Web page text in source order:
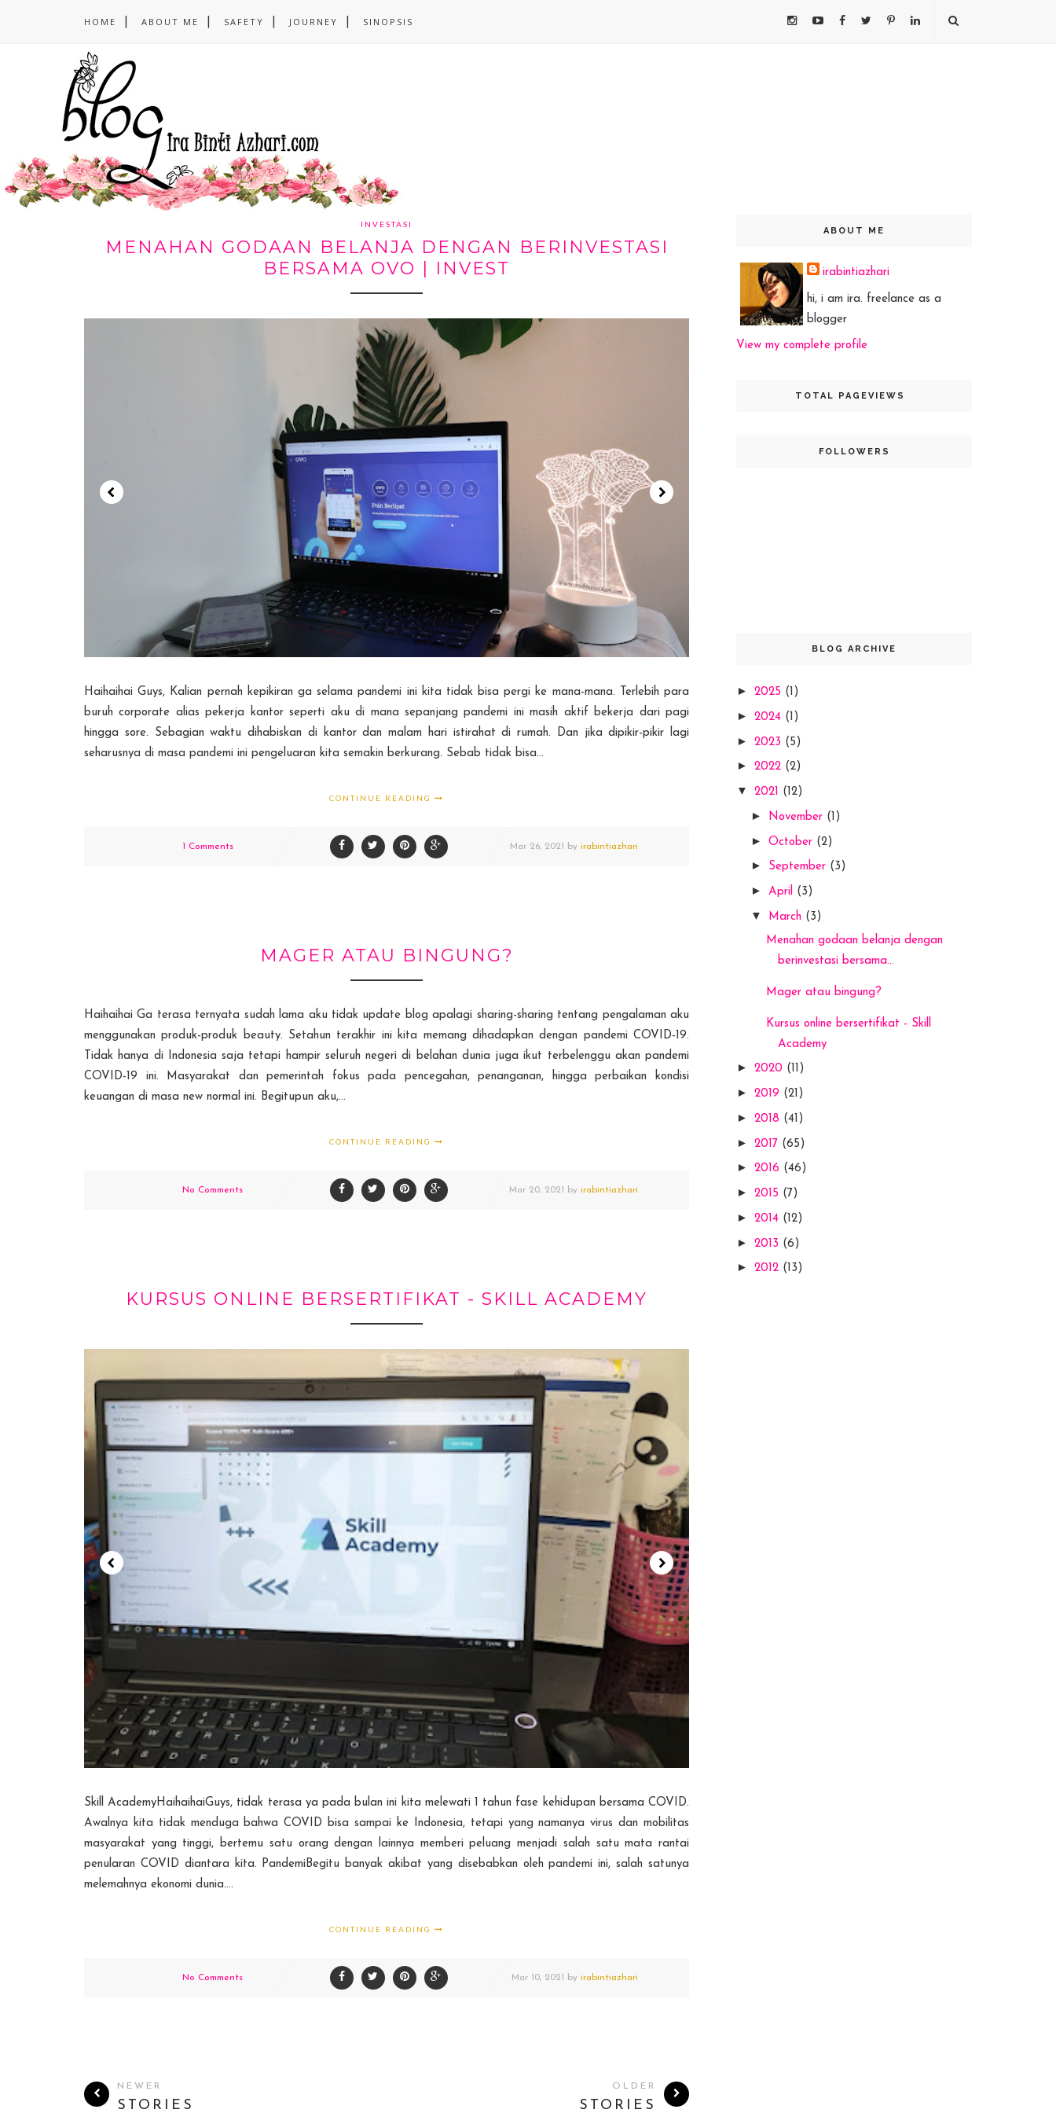
HOME ABOUT ME SAFETY JOURNEY SINOPSIS
INVESTASI
MENAHAN GODAAN BELANJA DENGAN BERINVESTASI
BERSAMA OVO | INVEST
Haihaihai Guys, Kalian pernah kepikiran ga selama pandemi ini kita tidak bisa pergi ke mana-mana. Terlebih para
buruh corporate alias pekerja kantor seperti aku di mana sepanjang pandemi ini masih aktif bekerja dari pagi
hingga sore. Sebagian waktu dihabiskan di kantor dan malam hari istirahat di rumah. Dan jika dipikir-pikir lagi
seharusnya di masa pandemi ini pengeluaran kita semakin berkurang. Sebab tidak bisa...
CONTINUE READING
1 Comments Mar 26, 2021 by irabintiazhari
MAGER ATAU BINGUNG?
Haihaihai Ga terasa ternyata sudah lama aku tidak update blog apalagi sharing-sharing tentang pengalaman aku
menggunakan produk-produk beauty. Setahun terakhir ini kita memang dihadapkan dengan pandemi COVID-19.
Tidak hanya di Indonesia saja tetapi hampir seluruh negeri di belahan dunia juga ikut terbelenggu akan pandemi
COVID-19 ini. Masyarakat dan pemerintah fokus pada pencegahan, penanganan, hingga perbaikan kondisi
keuangan di masa new normal ini. Begitupun aku,...
CONTINUE READING
No Comments Mar 20, 2021 by irabintiazhari
KURSUS ONLINE BERSERTIFIKAT - SKILL ACADEMY
Skill AcademyHaihaihaiGuys, tidak terasa ya pada bulan ini kita melewati 1 tahun fase kehidupan bersama COVID.
Awalnya kita tidak menduga bahwa COVID bisa sampai ke Indonesia, tetapi yang namanya virus dan mobilitas
masyarakat yang tinggi, bertemu satu orang dengan lainnya memberi peluang menjadi salah satu mata rantai
penularan COVID diantara kita. PandemiBegitu banyak akibat yang disebabkan oleh pandemi ini, salah satunya
melemahnya ekonomi dunia....
CONTINUE READING
No Comments Mar 10, 2021 by irabintiazhari
NEWER
STORIES
OLDER
STORIES
ABOUT ME
irabintiazhari
hi, i am ira. freelance as a
blogger
View my complete profile
TOTAL PAGEVIEWS
FOLLOWERS
BLOG ARCHIVE
► 2025 (1)
► 2024 (1)
► 2023 (5)
► 2022 (2)
▼ 2021 (12)
► November (1)
► October (2)
► September (3)
► April (3)
▼ March (3)
Menahan godaan belanja dengan
berinvestasi bersama...
Mager atau bingung?
Kursus online bersertifikat - Skill
Academy
► 2020 (11)
► 2019 (21)
► 2018 (41)
► 2017 (65)
► 2016 (46)
► 2015 (7)
► 2014 (12)
► 2013 (6)
► 2012 (13)